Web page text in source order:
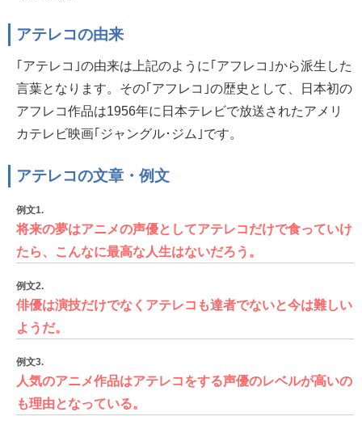
アテレコの由来
｢アテレコ｣の由来は上記のように｢アフレコ｣から派生した
言葉となります。その｢アフレコ｣の歴史として、日本初の
アフレコ作品は1956年に日本テレビで放送されたアメリ
カテレビ映画｢ジャングル･ジム｣です。
アテレコの文章・例文
例文1.
将来の夢はアニメの声優としてアテレコだけで食っていけ
たら、こんなに最高な人生はないだろう。
例文2.
俳優は演技だけでなくアテレコも達者でないと今は難しい
ようだ。
例文3.
人気のアニメ作品はアテレコをする声優のレベルが高いの
も理由となっている。